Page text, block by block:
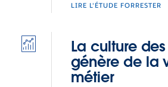
LIRE L'ÉTUDE FORRESTER
La culture
génère de la
métier